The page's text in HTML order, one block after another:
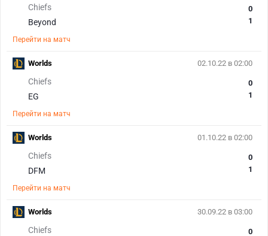
Chiefs
Beyond
0
1
Перейти на матч
02.10.22 в 02:00
Chiefs
EG
0
1
Перейти на матч
Worlds
01.10.22 в 02:00
Chiefs
DFM
0
1
Перейти на матч
Worlds
30.09.22 в 03:00
Chiefs 0
Worlds